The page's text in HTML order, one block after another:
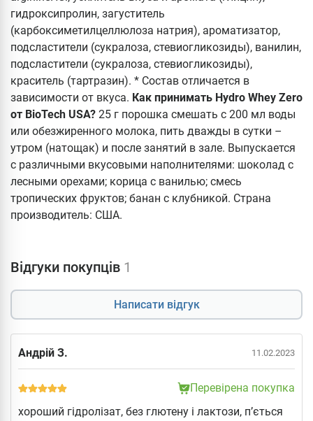
гидроксипролин, загуститель
(карбоксиметилцеллюлоза натрия), ароматизатор,
подсластители (сукралоза, стевиогликозиды), ванилин,
подсластители (сукралоза, стевиогликозиды),
краситель (тартразин). * Состав отличается в
зависимости от вкуса. Как принимать Hydro Whey Zero
от BioTech USA? 25 г порошка смешать с 200 мл воды
или обезжиренного молока, пить дважды в сутки –
утром (натощак) и после занятий в зале. Выпускается
с различными вкусовыми наполнителями: шоколад с
лесными орехами; корица с ванилью; смесь
тропических фруктов; банан с клубникой. Страна
производитель: США.
Відгуки покупців 1
Написати відгук
Андрій З. 11.02.2023
Перевірена покупка
хороший гідролізат, без глютену і лактози, п’ється